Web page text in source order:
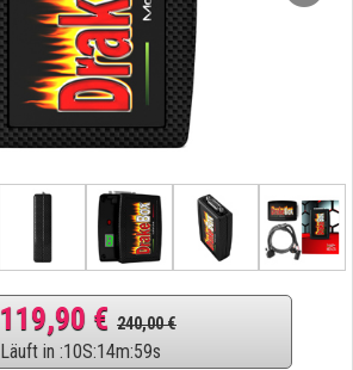
119,90 € 240,00 €
Läuft in :10S:14m:58s